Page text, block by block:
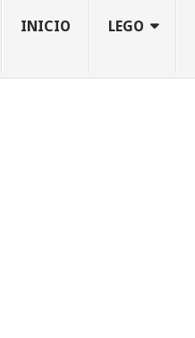
INICIO LEGO